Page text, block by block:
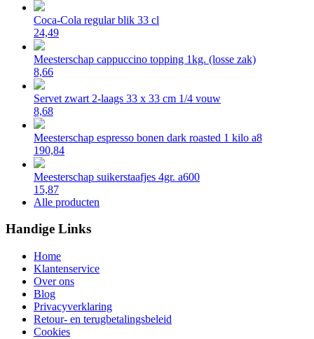
Coca-Cola regular blik 33 cl
24,49
Meesterschap cappuccino topping 1kg. (losse zak)
8,66
Servet zwart 2-laags 33 x 33 cm 1/4 vouw
8,68
Meesterschap espresso bonen dark roasted 1 kilo a8
190,84
Meesterschap suikerstaafjes 4gr. a600
15,87
Alle producten
Handige Links
Home
Klantenservice
Over ons
Blog
Privacyverklaring
Retour- en terugbetalingsbeleid
Cookies